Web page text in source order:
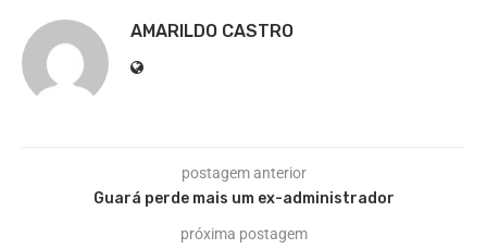
AMARILDO CASTRO
postagem anterior
Guará perde mais um ex-administrador
próxima postagem